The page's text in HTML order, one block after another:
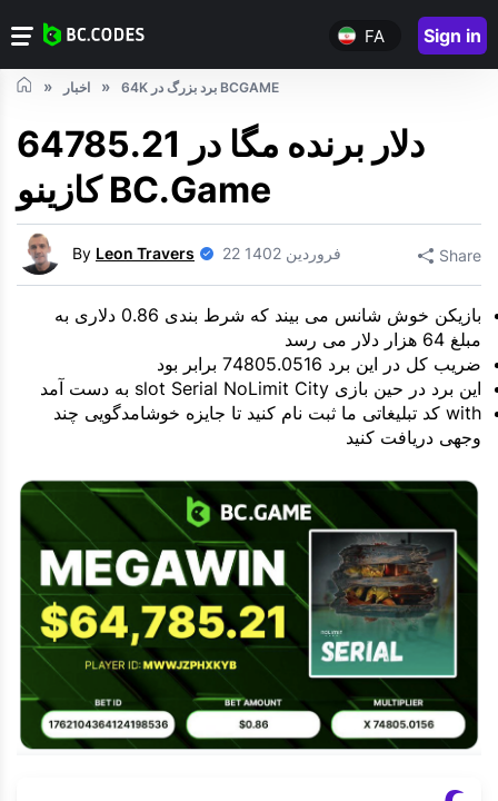
FA Sign in
اخبار 64K برد بزرگ در BCGAME
64785.21 دلار برنده مگا در
کازینو BC.Game
By Leon Travers 22 فروردین 1402 Share
بازیکن خوش شانس می بیند که شرط بندی 0.86 دلاری به
مبلغ 64 هزار دلار می رسد
ضریب کل در این برد 74805.0516 برابر بود
این برد در حین بازی slot Serial NoLimit City به دست آمد
with کد تبلیغاتی ما ثبت نام کنید تا جایزه خوشامدگویی چند
وجهی دریافت کنید